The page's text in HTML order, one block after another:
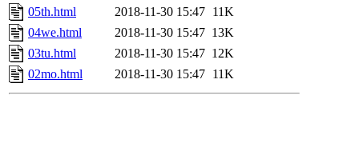
05th.html
2018-11-30 15:47 11K
04we.html
2018-11-30 15:47 13K
03tu.html
2018-11-30 15:47 12K
02mo.html
2018-11-30 15:47 11K